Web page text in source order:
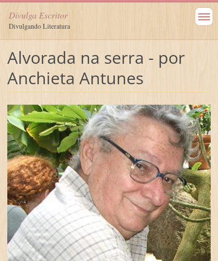
Divulga Escritor
Divulgando Literatura
Alvorada na serra - por
Anchieta Antunes